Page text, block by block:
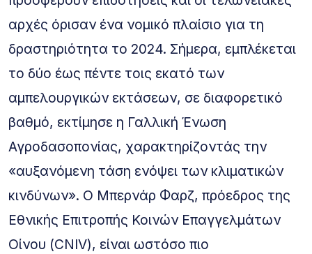
αρχές όρισαν ένα νομικό πλαίσιο για τη
δραστηριότητα το 2024. Σήμερα, εμπλέκεται
το δύο έως πέντε τοις εκατό των
αμπελουργικών εκτάσεων, σε διαφορετικό
βαθμό, εκτίμησε η Γαλλική Ένωση
Αγροδασοπονίας, χαρακτηρίζοντάς την
«αυξανόμενη τάση ενόψει των κλιματικών
κινδύνων». Ο Μπερνάρ Φαρζ, πρόεδρος της
Εθνικής Επιτροπής Κοινών Επαγγελμάτων
Οίνου (CNIV), είναι ωστόσο πιο